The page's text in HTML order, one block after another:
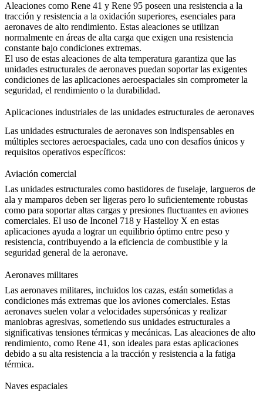
Aleaciones como Rene 41 y Rene 95 poseen una resistencia a la
tracción y resistencia a la oxidación superiores, esenciales para
aeronaves de alto rendimiento. Estas aleaciones se utilizan
normalmente en áreas de alta carga que exigen una resistencia
constante bajo condiciones extremas.
El uso de estas aleaciones de alta temperatura garantiza que las
unidades estructurales de aeronaves puedan soportar las exigentes
condiciones de las aplicaciones aeroespaciales sin comprometer la
seguridad, el rendimiento o la durabilidad.
Aplicaciones industriales de las unidades estructurales de aeronaves
Las unidades estructurales de aeronaves son indispensables en
múltiples sectores aeroespaciales, cada uno con desafíos únicos y
requisitos operativos específicos:
Aviación comercial
Las unidades estructurales como bastidores de fuselaje, largueros de
ala y mamparos deben ser ligeras pero lo suficientemente robustas
como para soportar altas cargas y presiones fluctuantes en aviones
comerciales. El uso de Inconel 718 y Hastelloy X en estas
aplicaciones ayuda a lograr un equilibrio óptimo entre peso y
resistencia, contribuyendo a la eficiencia de combustible y la
seguridad general de la aeronave.
Aeronaves militares
Las aeronaves militares, incluidos los cazas, están sometidas a
condiciones más extremas que los aviones comerciales. Estas
aeronaves suelen volar a velocidades supersónicas y realizar
maniobras agresivas, sometiendo sus unidades estructurales a
significativas tensiones térmicas y mecánicas. Las aleaciones de alto
rendimiento, como Rene 41 , son ideales para estas aplicaciones
debido a su alta resistencia a la tracción y resistencia a la fatiga
térmica.
Naves espaciales